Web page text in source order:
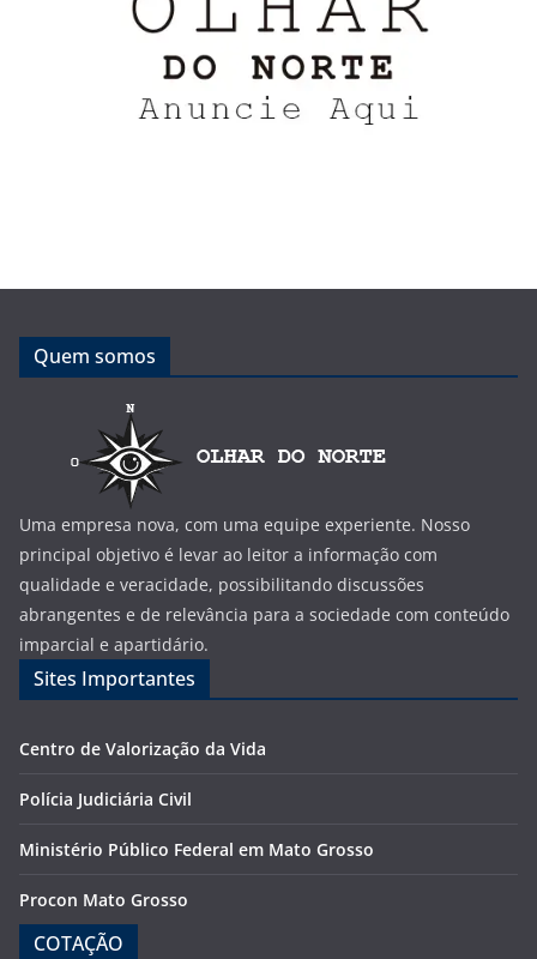
Quem somos
Uma empresa nova, com uma equipe experiente. Nosso
principal objetivo é levar ao leitor a informação com
qualidade e veracidade, possibilitando discussões
abrangentes e de relevância para a sociedade com conteúdo
imparcial e apartidário.
Sites Importantes
Centro de Valorização da Vida
Polícia Judiciária Civil
Ministério Público Federal em Mato Grosso
Procon Mato Grosso
COTAÇÃO